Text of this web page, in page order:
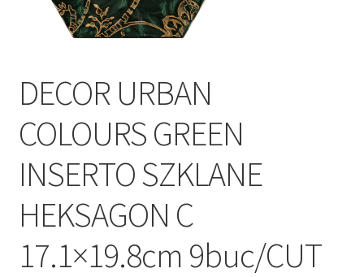
Informatii
Politică de confidențialitate
Politica de cookie
Termeni si conditii
Magazin
Plată
DECOR URBAN
COLOURS GREEN
INSERTO SZKLANE
HEKSAGON C
17.1×19.8cm 9buc/CUT